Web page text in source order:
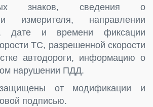
знаков, сведения о
измерителя, направлении
дате и времени фиксации
ТС, разрешенной скорости
автодороги, информацию о
нарушении ПДД.
от модификации и
подписью.